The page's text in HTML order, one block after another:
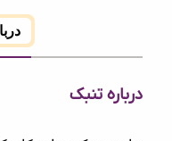
تنبک